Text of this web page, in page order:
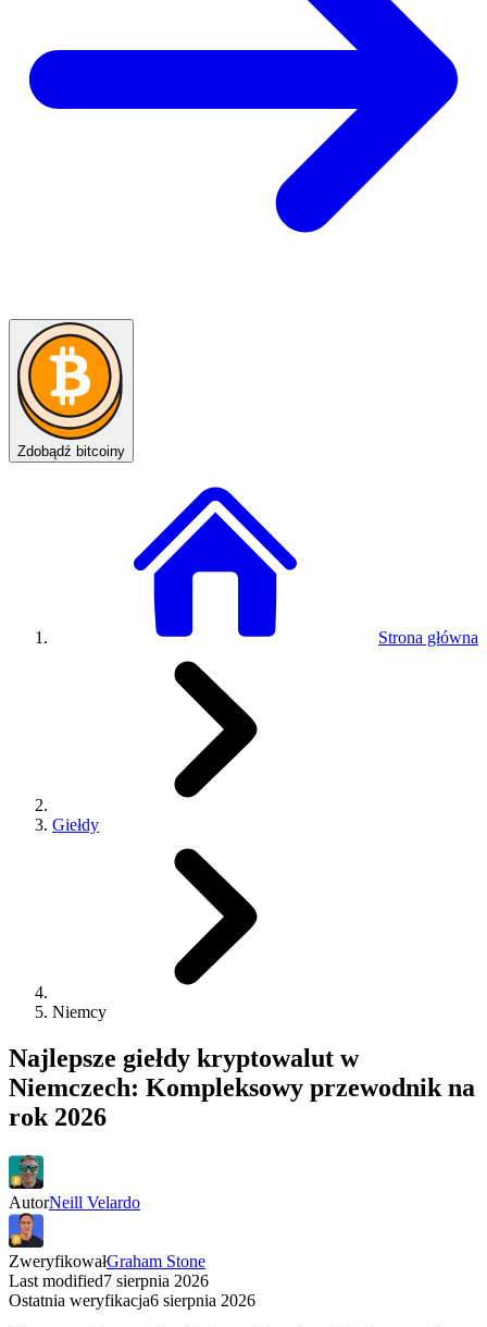
Zdobądź bitcoiny
Strona główna
Giełdy
Niemcy
Najlepsze giełdy kryptowalut w
Niemczech: Kompleksowy przewodnik na
rok 2026
AutorNeill Velardo
ZweryfikowałGraham Stone
Last modified7 sierpnia 2026
Ostatnia weryfikacja6 sierpnia 2026